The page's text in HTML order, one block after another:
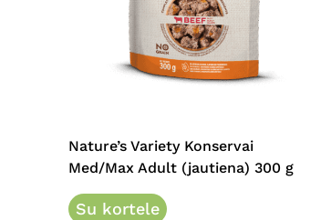
Nature’s Variety Konservai
Med/Max Adult (jautiena) 300 g
Su kortele